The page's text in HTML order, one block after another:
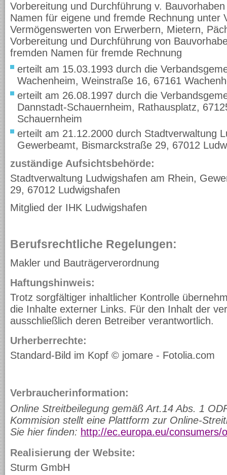
Vorbereitung und Durchführung v.
Namen für eigene und fremde Rechnung unter
Vermögenswerten von Erwerbern, Mietern,
Vorbereitung und Durchführung von
fremden Namen für fremde Rechnung
erteilt am 15.03.1993 durch die
Wachenheim, Weinstraße 16, 67161
erteilt am 26.08.1997 durch die
Dannstadt-Schauernheim, Rathausplatz,
Schauernheim
erteilt am 21.12.2000 durch Stadtverwaltung
Gewerbeamt, Bismarckstraße 29, 67012
zuständige Aufsichtsbehörde:
Stadtverwaltung Ludwigshafen am Rhein,
29, 67012 Ludwigshafen
Mitglied der IHK Ludwigshafen
Berufsrechtliche Regelungen:
Makler und Bauträgerverordnung
Haftungshinweis:
Trotz sorgfältiger inhaltlicher Kontrolle
die Inhalte externer Links. Für den Inhalt der
ausschließlich deren Betreiber verantwortlich.
Urherberrechte:
Standard-Bild im Kopf © jomare - Fotolia.com
Verbraucherinformation:
Online Streitbeilegung gemäß Art.14 Abs. 1
Kommision stellt eine Plattform zur Online-
Sie hier finden: http://ec.europa.eu/consumers/
Realisierung der Website:
Sturm GmbH